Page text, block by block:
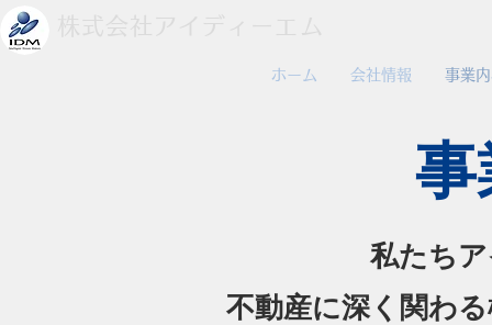
ホーム 会社情報 事業
事
私たち
不動産に深く関わ